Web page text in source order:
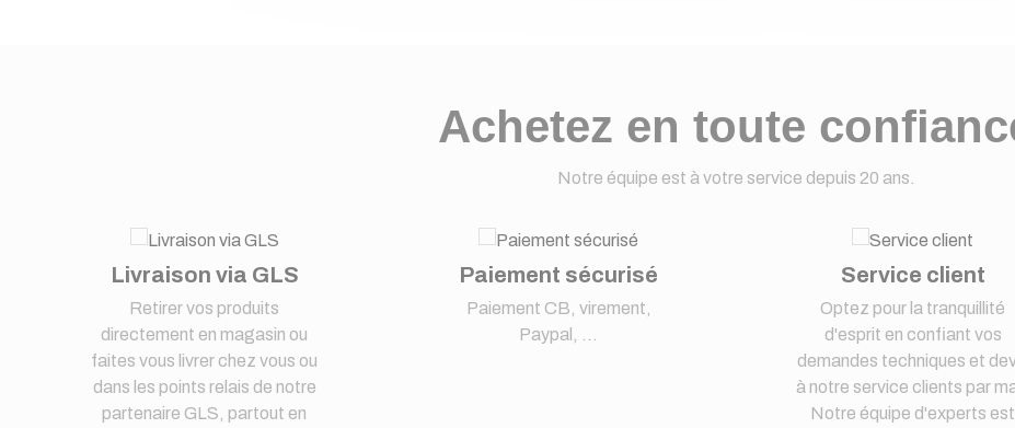
Achetez en toute
Notre équipe est à votre service depuis 20 ans.
Livraison via GLS
Retirer vos produits
directement en magasin ou
faites vous livrer chez vous ou
dans les points relais de notre
partenaire GLS, partout en
Paiement sécurisé
Paiement CB, virement,
Paypal, ...
Service client
Optez pour la tranquillité
d'esprit en confiant vos
demandes techniques et
à notre service clients par
Notre équipe d'experts est